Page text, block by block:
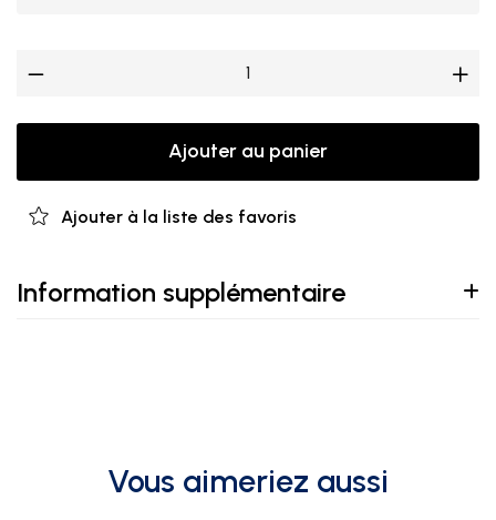
Ajouter au panier
Ajouter à la liste des favoris
Information supplémentaire
Vous aimeriez aussi